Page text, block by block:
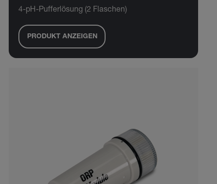
4-pH-Pufferlösung (2 Flaschen)
PRODUKT ANZEIGEN